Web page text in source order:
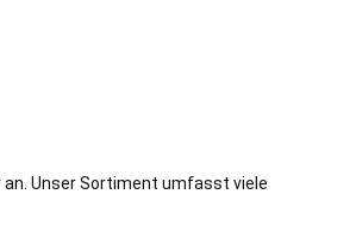
an. Unser Sortiment umfasst viele